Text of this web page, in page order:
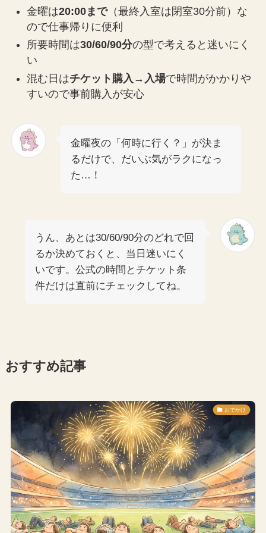
金曜は20:00まで（最終入室は閉室30分前）な
ので仕事帰りに便利
所要時間は30/60/90分の型で考えると迷いにく
い
混む日はチケット購入→入場で時間がかかりや
すいので事前購入が安心
金曜夜の「何時に行く？」が決ま
るだけで、だいぶ気がラクになっ
た…！
うん、あとは30/60/90分のどれで回
るか決めておくと、当日迷いにく
いです。公式の時間とチケット条
件だけは直前にチェックしてね。
おすすめ記事
おでかけ